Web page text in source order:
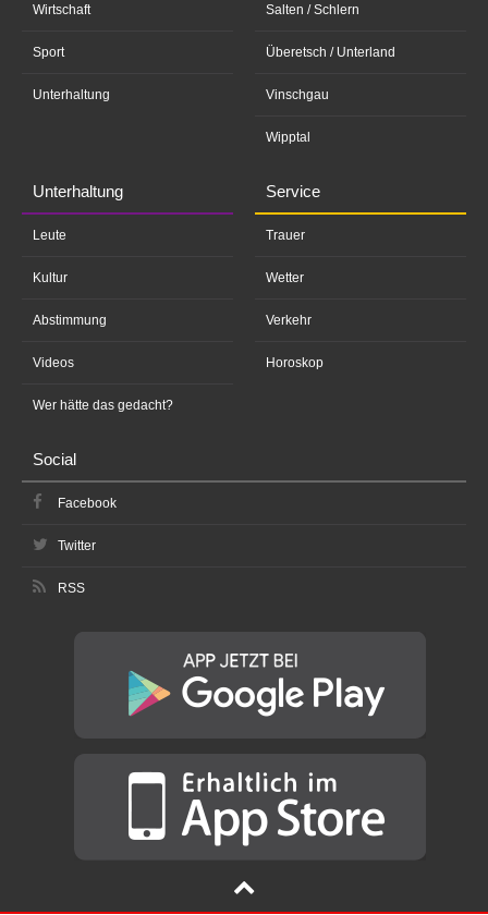
Wirtschaft
Sport
Unterhaltung
Salten / Schlern
Überetsch / Unterland
Vinschgau
Wipptal
Unterhaltung
Leute
Kultur
Abstimmung
Videos
Wer hätte das gedacht?
Service
Trauer
Wetter
Verkehr
Horoskop
Social
Facebook
Twitter
RSS